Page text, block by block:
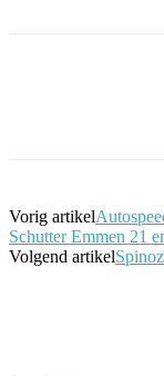
Vorig artikel
Schutter Emmen 21
Volgend artikel